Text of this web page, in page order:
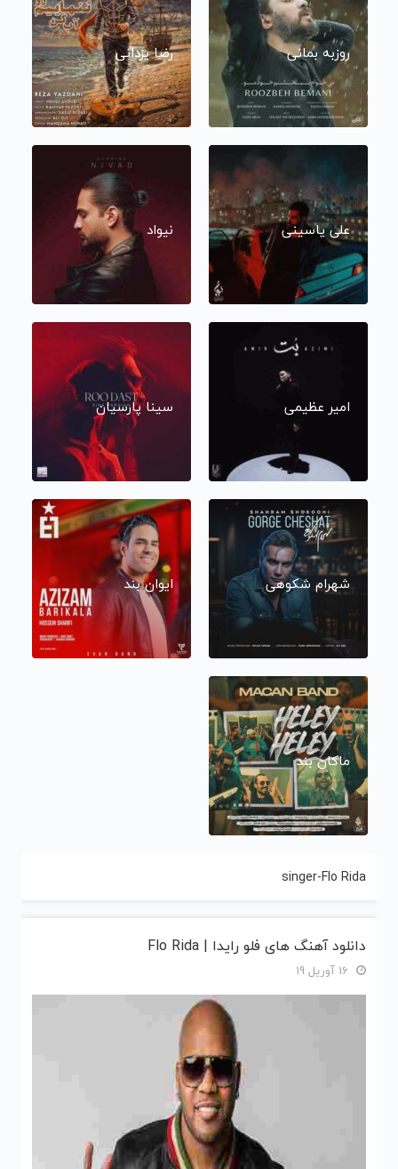
روزبه بمانی رضا یزدانی
علی یاسینی نیواد
امیر عظیمی سینا پارسیان
شهرام شکوهی ایوان بند
ماکان بند
singer-Flo Rida
دانلود آهنگ های فلو رایدا | Flo Rida